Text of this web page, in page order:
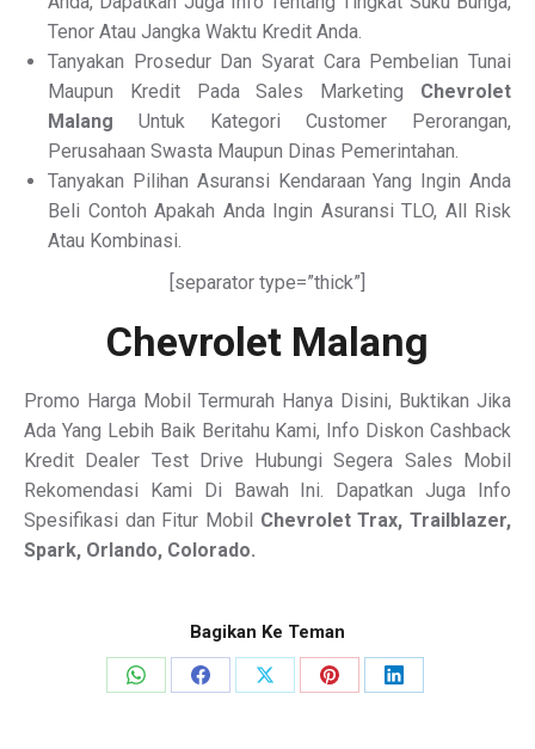
Tenor Atau Jangka Waktu Kredit Anda.
Tanyakan Prosedur Dan Syarat Cara Pembelian Tunai
Maupun Kredit Pada Sales Marketing Chevrolet
Malang Untuk Kategori Customer Perorangan,
Perusahaan Swasta Maupun Dinas Pemerintahan.
Tanyakan Pilihan Asuransi Kendaraan Yang Ingin Anda
Beli Contoh Apakah Anda Ingin Asuransi TLO, All Risk
Atau Kombinasi.
[separator type=”thick”]
Chevrolet Malang
Promo Harga Mobil Termurah Hanya Disini, Buktikan Jika
Ada Yang Lebih Baik Beritahu Kami, Info Diskon Cashback
Kredit Dealer Test Drive Hubungi Segera Sales Mobil
Rekomendasi Kami Di Bawah Ini. Dapatkan Juga Info
Spesifikasi dan Fitur Mobil Chevrolet Trax, Trailblazer,
Spark, Orlando, Colorado.
Bagikan Ke Teman
Share
Share
Share
Share
Share